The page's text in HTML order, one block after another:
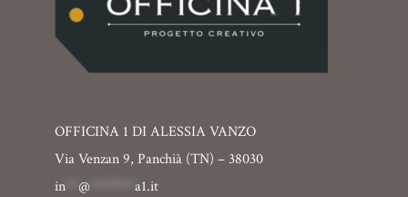
OFFICINA 1 DI ALESSIA VANZO
Via Venzan 9, Panchià (TN) – 38030
in
@
a1.it